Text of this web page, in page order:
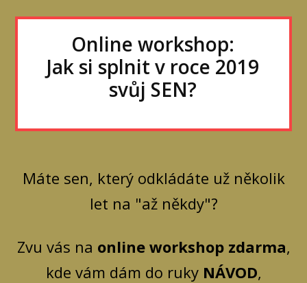
Online workshop:
Jak si splnit v roce 2019
svůj SEN?
Máte sen, který odkládáte už několik
let na "až někdy"?
Zvu vás na online workshop zdarma,
kde vám dám do ruky NÁVOD,